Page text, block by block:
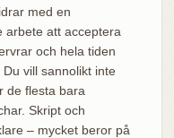
med en
arbete att acceptera
och hela tiden
vill sannolikt inte
de flesta bara
Skript och
– mycket beror på